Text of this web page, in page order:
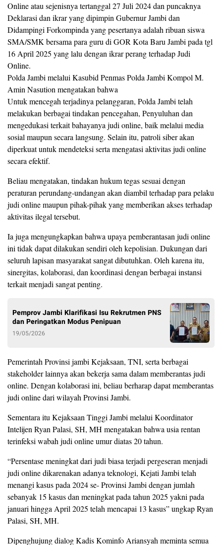
Online atau sejenisnya tertanggal 27 Juli 2024 dan puncaknya
Deklarasi dan ikrar yang dipimpin Gubernur Jambi dan
Didampingi Forkompinda yang pesertanya adalah ribuan siswa
SMA/SMK bersama para guru di GOR Kota Baru Jambi pada tgl
16 April 2025 yang lalu dengan ikrar perang terhadap Judi
Online.
Polda Jambi melalui Kasubid Penmas Polda Jambi Kompol M.
Amin Nasution mengatakan bahwa
Untuk mencegah terjadinya pelanggaran, Polda Jambi telah
melakukan berbagai tindakan pencegahan, Penyuluhan dan
mengedukasi terkait bahayanya judi online, baik melalui media
sosial maupun secara langsung. Selain itu, patroli siber akan
diperkuat untuk mendeteksi serta mengatasi aktivitas judi online
secara efektif.
Beliau mengatakan, tindakan hukum tegas sesuai dengan
peraturan perundang-undangan akan diambil terhadap para pelaku
judi online maupun pihak-pihak yang memberikan akses terhadap
aktivitas ilegal tersebut.
Ia juga mengungkapkan bahwa upaya pemberantasan judi online
ini tidak dapat dilakukan sendiri oleh kepolisian. Dukungan dari
seluruh lapisan masyarakat sangat dibutuhkan. Oleh karena itu,
sinergitas, kolaborasi, dan koordinasi dengan berbagai instansi
terkait menjadi sangat penting.
Pemprov Jambi Klarifikasi Isu Rekrutmen PNS
dan Peringatkan Modus Penipuan
19/05/2026
Pemerintah Provinsi jambi Kejaksaan, TNI, serta berbagai
stakeholder lainnya akan bekerja sama dalam memberantas judi
online. Dengan kolaborasi ini, beliau berharap dapat memberantas
judi online dari wilayah Provinsi Jambi.
Sementara itu Kejaksaan Tinggi Jambi melalui Koordinator
Intelijen Ryan Palasi, SH, MH mengatakan bahwa usia rentan
terinfeksi wabah judi online umur diatas 20 tahun.
“Persentase meningkat dari judi biasa terjadi pergeseran menjadi
judi online dikarenakan adanya teknologi, Kejati Jambi telah
menangi kasus pada 2024 se- Provinsi Jambi dengan jumlah
sebanyak 15 kasus dan meningkat pada tahun 2025 yakni pada
januari hingga April 2025 telah mencapai 13 kasus” ungkap Ryan
Palasi, SH, MH.
Dipenghujung dialog Kadis Kominfo Ariansyah meminta semua